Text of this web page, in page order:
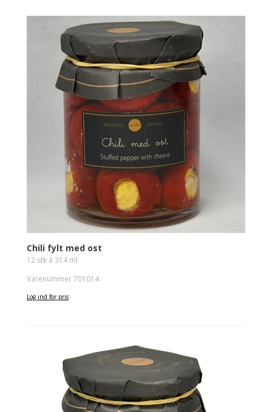
Chili fylt med ost
12 stk á 314 ml
Varenummer 701014
Log ind for pris